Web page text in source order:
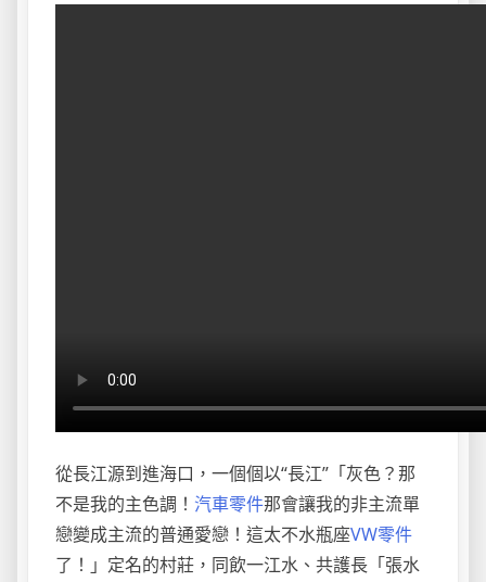
從長江源到進海口，一個個以“長江”「灰色？那
不是我的主色調！ 汽車零件那會讓我的非主流單
戀變成主流的普通愛戀！這太不水瓶座VW零件
了！」定名的村莊，同飲一江水、共護長「張水